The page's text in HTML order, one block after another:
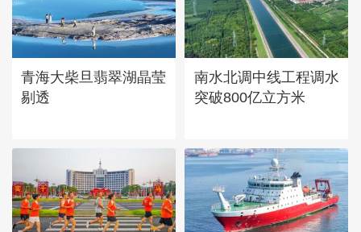
“大地指纹”奏响夏夜文旅乐
章
青海大柴旦翡翠湖晶莹
剔透
南水北调中线工程调水
突破800亿立方米